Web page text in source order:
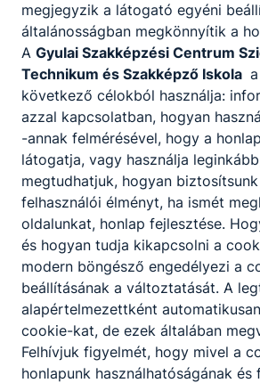
20. fizika, ének zene
fizika, ének-
A 2022. évi október–novemberi szóbeli
érettségi vizsgák
A B C
1.
Emelt
szintű
szóbeli
érettségi
Középszintű
szóbeli
érettségi
Időpont
megjegyzik a látogató egyéni
általánosságban megkönnyítik a
A Gyulai Szakképzési Centrum
Technikum és Szakképző Iskola
következő célokból használja:
azzal kapcsolatban, hogyan
-annak felmérésével, hogy a
látogatja, vagy használja
megtudhatjuk, hogyan
felhasználói élményt, ha ismét
oldalunkat, honlap fejlesztése.
és hogyan tudja kikapcsolni a
modern böngésző engedélyezi a
beállításának a változtatását. A
alapértelmezettként
cookie-kat, de ezek általában
Felhívjuk figyelmét, hogy mivel a
honlapunk használhatóságának és